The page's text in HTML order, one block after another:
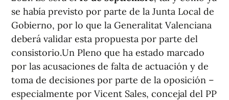
se había previsto por parte de la Junta Local de
Gobierno, por lo que la Generalitat Valenciana
deberá validar esta propuesta por parte del
consistorio.Un Pleno que ha estado marcado
por las acusaciones de falta de actuación y de
toma de decisiones por parte de la oposición –
especialmente por Vicent Sales, concejal del PP